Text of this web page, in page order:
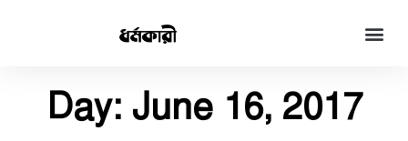
Day: June 16, 2017